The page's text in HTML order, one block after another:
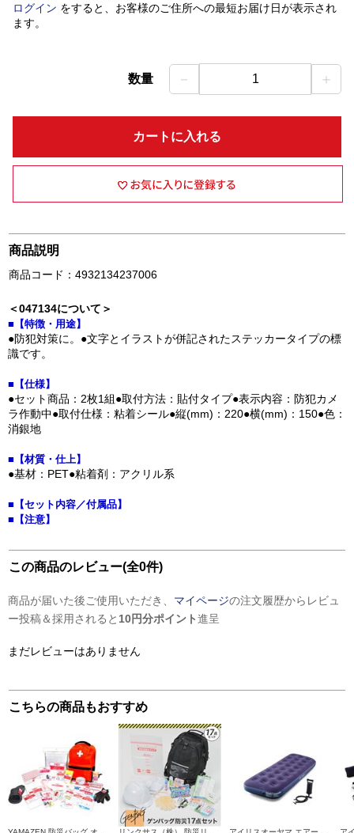
ログイン をすると、お客様のご住所への最短お届け日が表示され
ます。
数量 － 1 ＋
カートに入れる
商品説明
商品コード：4932134237006
＜047134について＞
■【特徴・用途】
●防犯対策に。●文字とイラストが併記されたステッカータイプの標
識です。
■【仕様】
●セット商品：2枚1組●取付方法：貼付タイプ●表示内容：防犯カメ
ラ作動中●取付仕様：粘着シール●縦(mm)：220●横(mm)：150●色：
消銀地
■【材質・仕上】
●基材：PET●粘着剤：アクリル系
■【セット内容／付属品】
■【注意】
この商品のレビュー(全0件)
商品が届いた後ご使用いただき、 マイページの注文履歴からレビュ
ー投稿＆採用されると 10円分ポイント進呈
まだレビューはありません
こちらの商品もおすすめ